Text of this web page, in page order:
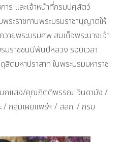
าร และเจ้าหน้าที่กรมปศุสัตว์
ระราชทานพระบรมราชานุญาตให้
ายพระบรมศพ สมเด็จพระนางเจ้า
มราชชนนีพันปีหลวง รอบเวลา
มหาปราสาท ในพระบรมมหาราช
กแสง/คุณกิตติพรรณ จินดามัง /
กลุ่มเผยแพร่ฯ / สลก. / กรม